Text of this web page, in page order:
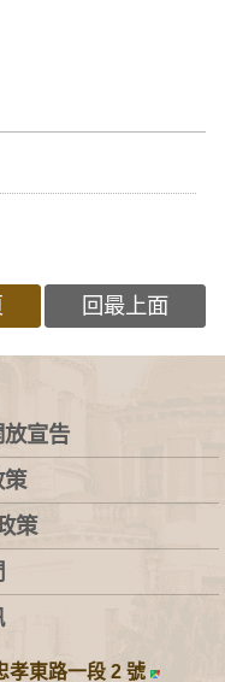
回最上面
宣告
策
策
孝東路一段 2 號